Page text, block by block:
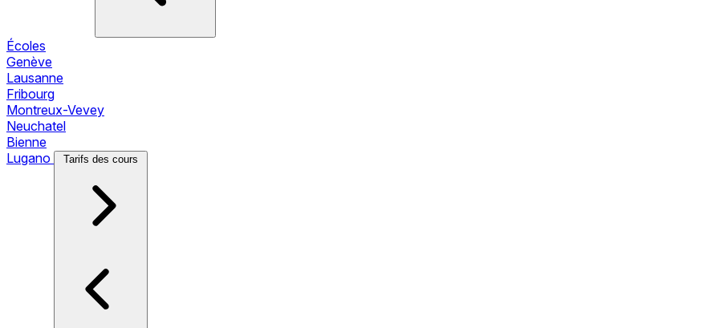
Écoles
Genève
Lausanne
Fribourg
Montreux-Vevey
Neuchatel
Bienne
Lugano
Tarifs des cours